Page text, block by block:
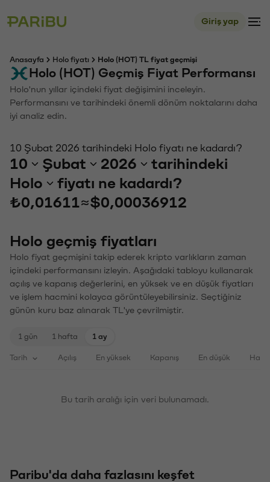
Giriş yap
Anasayfa Holo fiyatı Holo (HOT) TL fiyat geçmişi
Holo (HOT) Geçmiş Fiyat Performansı
Holo'nun yıllar içindeki fiyat değişimini inceleyin.
Performansını ve tarihindeki önemli dönüm noktalarını daha
iyi analiz edin.
10 Şubat 2026 tarihindeki Holo fiyatı ne kadardı?
10 Şubat 2026
tarihindeki
Holo
fiyatı ne kadardı?
₺0,01611≈$0,00036912
Holo geçmiş fiyatları
Holo fiyat geçmişini takip ederek kripto varlıkların zaman
içindeki performansını izleyin. Aşağıdaki tabloyu kullanarak
açılış ve kapanış değerlerini, en yüksek ve en düşük fiyatları
ve işlem hacmini kolayca görüntüleyebilirsiniz. Seçtiğiniz
günün kuru baz alınarak TL'ye çevrilmiştir.
1 gün 1 hafta 1 ay
Tarih Açılış En yüksek Kapanış En düşük
Bu tarih aralığı için veri bulunamadı.
Paribu'da daha fazlasını keşfet